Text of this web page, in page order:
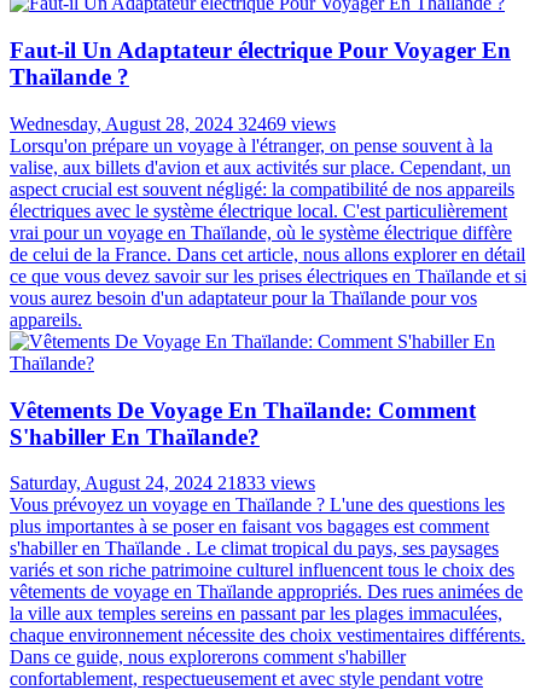
Toujours en ligne pour une assistance 24/7
Articles les plus lus
Faut-il Un Adaptateur électrique Pour Voyager En
Thaïlande ?
Wednesday, August 28, 2024 32469 views
Lorsqu'on prépare un voyage à l'étranger, on pense souvent à la
valise, aux billets d'avion et aux activités sur place. Cependant, un
aspect crucial est souvent négligé: la compatibilité de nos appareils
électriques avec le système électrique local. C'est particulièrement
vrai pour un voyage en Thaïlande, où le système électrique diffère
de celui de la France. Dans cet article, nous allons explorer en détail
ce que vous devez savoir sur les prises électriques en Thaïlande et si
vous aurez besoin d'un adaptateur pour la Thaïlande pour vos
appareils.